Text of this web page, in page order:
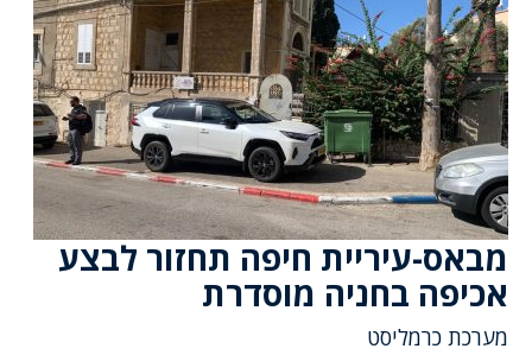
מבאס-עיריית חיפה תחזור לבצע
אכיפה בחניה מוסדרת
מערכת כרמליסט